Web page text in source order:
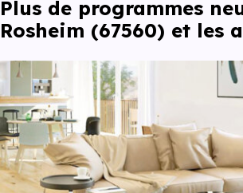
Parcs : non disponible
Sport :non disponible .
Cinéma : non disponible.
Théâtre :non disponible.
Plus de programmes
Rosheim (67560) et les